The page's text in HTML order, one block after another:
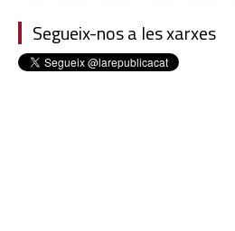
Segueix-nos a les xarxes